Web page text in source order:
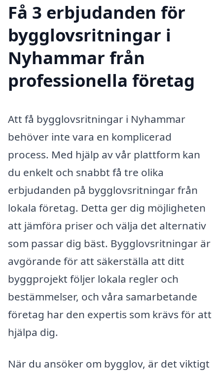
Få 3 erbjudanden för
bygglovsritningar i
Nyhammar från
professionella företag
Att få bygglovsritningar i Nyhammar
behöver inte vara en komplicerad
process. Med hjälp av vår plattform kan
du enkelt och snabbt få tre olika
erbjudanden på bygglovsritningar från
lokala företag. Detta ger dig möjligheten
att jämföra priser och välja det alternativ
som passar dig bäst. Bygglovsritningar är
avgörande för att säkerställa att ditt
byggprojekt följer lokala regler och
bestämmelser, och våra samarbetande
företag har den expertis som krävs för att
hjälpa dig.
När du ansöker om bygglov, är det viktigt